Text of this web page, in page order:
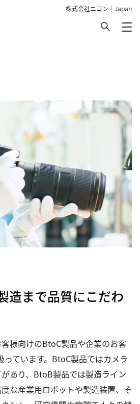
株式会社ニコン｜Japan
検索
メ
造まで品質にこだわ
様向けのBtoC製品や企業のお客
ています。BtoC製品ではカメラ
あり、BtoB製品では製造ライン
な産業用ロボットや製造装置、そ